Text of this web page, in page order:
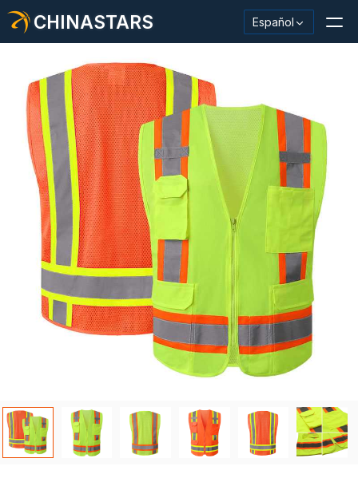
CHINASTARS Español
Material/cinta reflectante
Tela reflectante de moda.
Ropa de seguridad
Material que brilla en la oscuridad.
Revestimiento de lavado industrial
Acerca de CHINASTARS
Nuevo producto
Vídeo